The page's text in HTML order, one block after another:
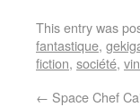
This entry was
fantastique,
fiction, société,
← Space Chef